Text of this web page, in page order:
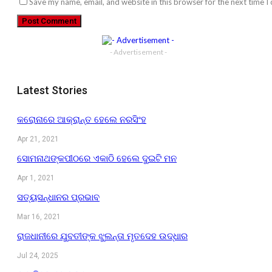
- Advertisement -
Latest Stories
କରୋନାରେ ଆକ୍ରାନ୍ତ ହେଲେ ନରସିଂହ
Apr 21, 2021
ସୋମନାଥଙ୍କପୀଠରେ ଏକାଠି ହେଲେ ଦୁଇଟି ମନ
Apr 1, 2021
ସତ୍ୟସନ୍ଧାନର ପ୍ରଭାବ
Mar 16, 2021
ରାଜଧାନୀରେ ଯୁବତୀଙ୍କ ଝୁଲନ୍ତା ମୃତଦେହ ଉଦ୍ଧାର
Jul 24, 2025